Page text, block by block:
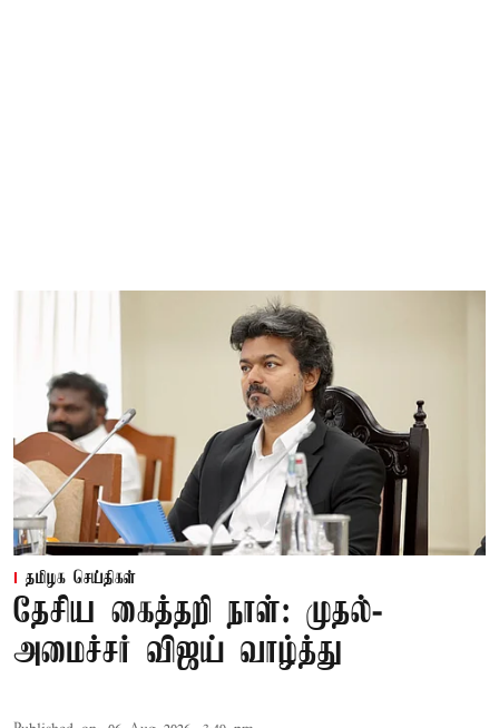
தமிழக செய்திகள்
தேசிய கைத்தறி நாள்: முதல்-
அமைச்சர் விஜய் வாழ்த்து